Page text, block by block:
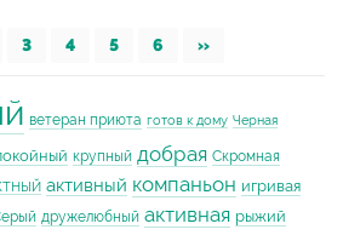
3 4 5 6 »
ветеран приюта готов к дому Черная
крупный добрая Скромная
активный компаньон игривая
дружелюбный активная рыжий